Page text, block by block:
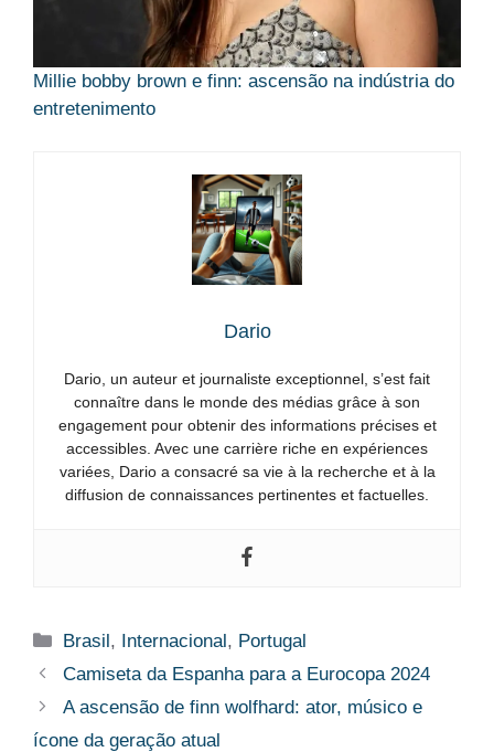
Millie bobby brown e finn: ascensão na indústria do
entretenimento
Dario
Dario, un auteur et journaliste exceptionnel, s’est fait
connaître dans le monde des médias grâce à son
engagement pour obtenir des informations précises et
accessibles. Avec une carrière riche en expériences
variées, Dario a consacré sa vie à la recherche et à la
diffusion de connaissances pertinentes et factuelles.
Categorias
Brasil, Internacional, Portugal
Camiseta da Espanha para a Eurocopa 2024
A ascensão de finn wolfhard: ator, músico e
ícone da geração atual